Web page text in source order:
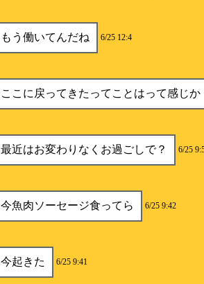
もう働いてんだね 6/25 12:4
ここに戻ってきたってことはって感じか
最近はお変わりなくお過ごしで？ 6/25
今魚肉ソーセージ食ってら 6/25 9:42
今起きた 6/25 9:41